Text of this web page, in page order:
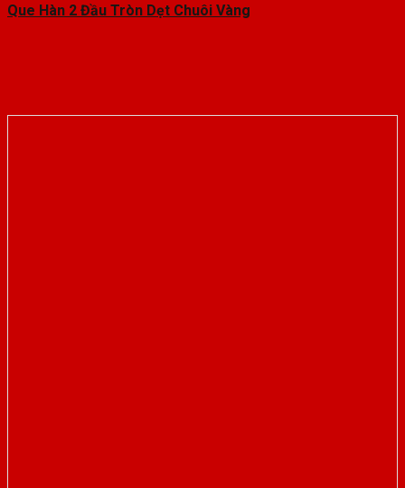
Que Hàn 2 Đầu Tròn Dẹt Chuôi Vàng